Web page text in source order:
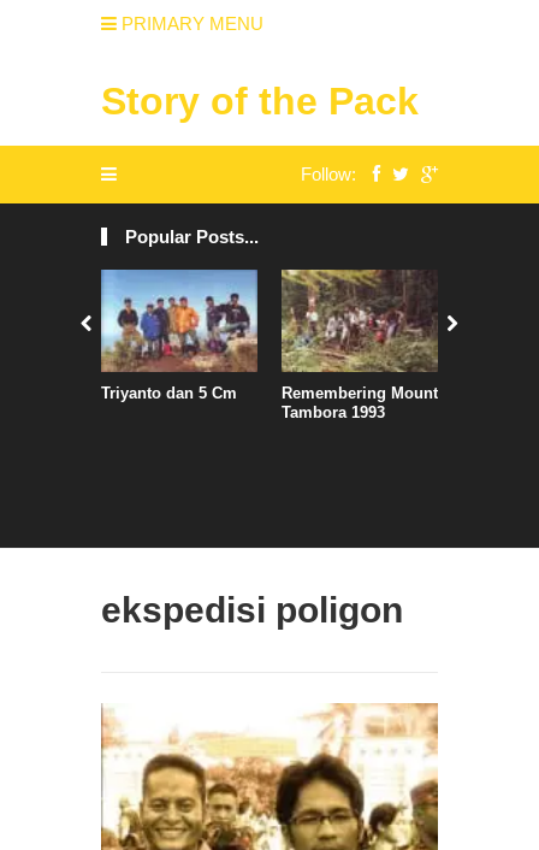
PRIMARY MENU
Story of the Pack
Follow:
Popular Posts...
Triyanto dan 5 Cm
Remembering Mount
Tambora 1993
ekspedisi poligon